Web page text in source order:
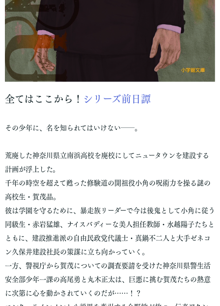
全てはここから！ シリーズ前日譚
その少年に、名を知られてはいけない――。
荒廃した神奈川県立南浜高校を廃校にしてニュータウンを建設する
計画が浮上した。
千年の時空を超えて甦った修験道の開祖役小角の呪術力を操る謎の
高校生・賀茂晶。
彼は学園を守るために、暴走族リーダーで今は後鬼として小角に従う
同級生・赤岩猛雄、ナイスバディーな美人担任教師・水越陽子たちと
ともに、建設推進派の自由民政党代議士・真鍋不二人と大手ゼネコ
ン久保井建設社長の策謀に立ち向かっていく。
一方、警視庁から賀茂についての調査要請を受けた神奈川県警生活
安全部少年一課の高尾勇と丸木正太は、巨悪に挑む賀茂たちの熱意
に次第に心を動かされていくのだが……！？